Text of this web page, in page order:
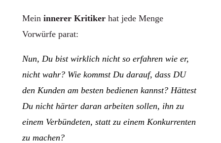
Mein innerer Kritikerhat jede Menge
Vorwürfe parat:
Nun, Du bist wirklich nicht so erfahren wie er,
nicht wahr? Wie kommst Du darauf, dass DU
den Kunden am besten bedienen kannst? Hättest
Du nicht härter daran arbeiten sollen, ihn zu
einem Verbündeten, statt zu einem Konkurrenten
zu machen?